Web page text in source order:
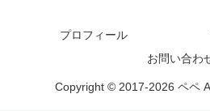
プロフィール
お問い合わ
Copyright © 2017-2026 ペペ